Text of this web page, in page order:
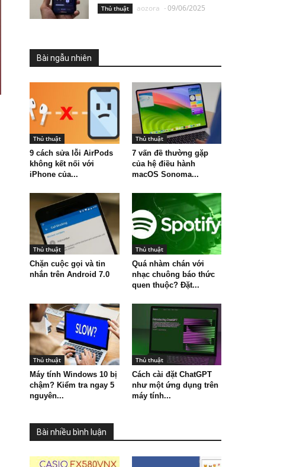
Thủ thuật aozora -09/06/2025
Bài ngẫu nhiên
Thủ thuật
9 cách sửa lỗi AirPods
không kết nối với
iPhone của...
Thủ thuật
7 vấn đề thường gặp
của hệ điều hành
macOS Sonoma...
Thủ thuật
Chặn cuộc gọi và tin
nhắn trên Android 7.0
Thủ thuật
Quá nhàm chán với
nhạc chuông báo thức
quen thuộc? Đặt...
Thủ thuật
Máy tính Windows 10 bị
chậm? Kiểm tra ngay 5
nguyên...
Thủ thuật
Cách cài đặt ChatGPT
như một ứng dụng trên
máy tính...
Bài nhiều bình luận